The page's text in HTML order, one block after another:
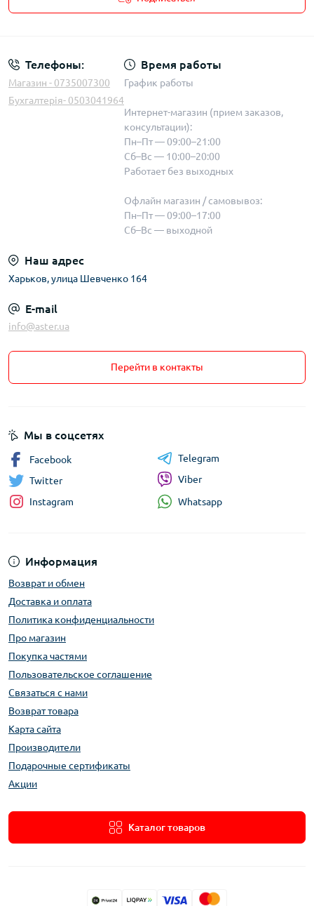
Телефоны:
Магазин - 0735007300
Бухгалтерія- 0503041964
Время работы
График работы
Интернет-магазин (прием заказов,
консультации):
Пн–Пт — 09:00–21:00
Сб–Вс — 10:00–20:00
Работает без выходных
Офлайн магазин / самовывоз:
Пн–Пт — 09:00–17:00
Сб–Вс — выходной
Наш адрес
Харьков, улица Шевченко 164
E-mail
info@aster.ua
Перейти в контакты
Информация
Возврат и обмен
Доставка и оплата
Политика конфиденциальности
Про магазин
Покупка частями
Пользовательское соглашение
Связаться с нами
Возврат товара
Карта сайта
Производители
Подарочные сертификаты
Акции
Каталог товаров
Мы в соцсетях
Facebook
Twitter
Instagram
Telegram
Viber
Whatsapp